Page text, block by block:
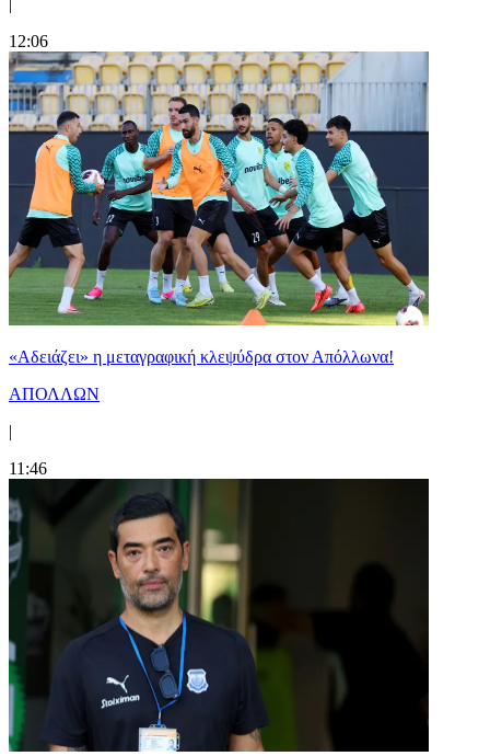
12:06
«Αδειάζει» η μεταγραφική κλεψύδρα στον Απόλλωνα!
ΑΠΟΛΛΩΝ
|
11:46